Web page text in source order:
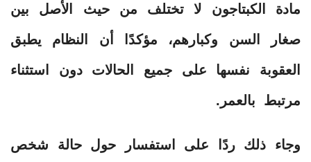
مادة الكبتاجون لا تختلف من حيث الأصل بين
صغار السن وكبارهم، مؤكدًا أن النظام يطبق
العقوبة نفسها على جميع الحالات دون استثناء
مرتبط بالعمر.
وجاء ذلك ردًا على استفسار حول حالة شخص